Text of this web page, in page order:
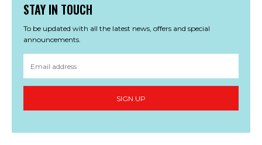
STAY IN TOUCH
To be updated with all the latest news, offers and special
announcements.
SIGN UP